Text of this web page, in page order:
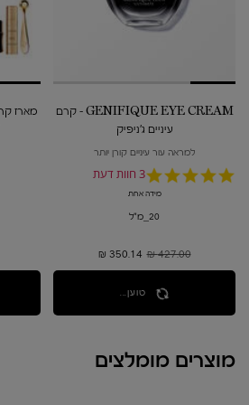
GENIFIQUE EYE CREAM - קרם
עיניים ג'ניפיק
למראה עור עיניים קורן יותר
5.0
3 חוות דעת
מידה אחת
20_מ"ל
מחיר קודם
427.00 ₪ מחיר חדש
350.14 ₪
טוען...
מוצרים מומלצים